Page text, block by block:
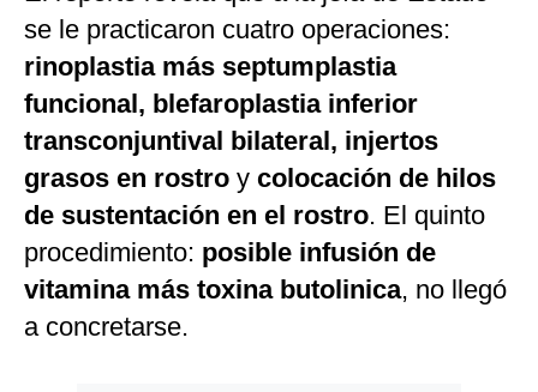
se le practicaron cuatro operaciones:
rinoplastia más septumplastia
funcional, blefaroplastia inferior
transconjuntival bilateral, injertos
grasos en rostro y colocación de hilos
de sustentación en el rostro. El quinto
procedimiento: posible infusión de
vitamina más toxina butolinica, no llegó
a concretarse.